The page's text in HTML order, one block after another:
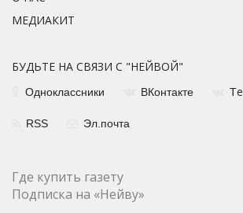
МЕДИАКИТ
БУДЬТЕ НА СВЯЗИ С "НЕЙВОЙ"
Одноклассники ВКонтакте Т
RSS Эл.почта
Где купить газету
Подписка на «Нейву»